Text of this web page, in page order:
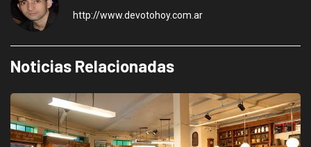
http://www.devotohoy.com.ar
Noticias Relacionadas